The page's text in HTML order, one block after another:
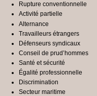
Rupture conventionnelle
Activité partielle
Alternance
Travailleurs étrangers
Défenseurs syndicaux
Conseil de prud’hommes
Santé et sécurité
Égalité professionnelle
Discrimination
Secteur maritime